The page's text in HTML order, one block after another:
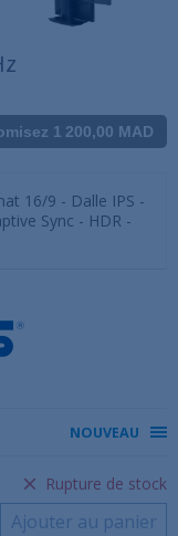
1 200,00 MAD
16/9 - Dalle IPS -
Sync - HDR -
NOUVEAU
Rupture de stock
Ajouter au panier